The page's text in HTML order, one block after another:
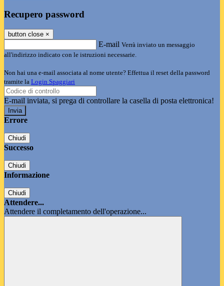
Recupero password
button close ×
E-mail Verrà inviato un messaggio
all'indirizzo indicato con le istruzioni necessarie.
Non hai una e-mail associata al nome utente? Effettua il reset della password
tramite la Login Spaggiari
E-mail inviata, si prega di controllare la casella di posta elettronica!
Errore
Chiudi
Successo
Chiudi
Informazione
Chiudi
Attendere...
Attendere il completamento dell'operazione...